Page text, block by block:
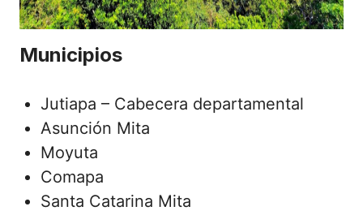
Municipios
Jutiapa – Cabecera departamental
Asunción Mita
Moyuta
Comapa
Santa Catarina Mita